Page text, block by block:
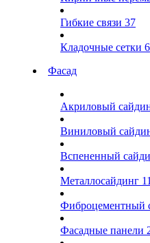
Гибкие связи 37
Кладочные сетки 6
Фасад
Акриловый
Виниловый
Вспененный
Металлосайдинг
Фиброцементный
Фасадные панели